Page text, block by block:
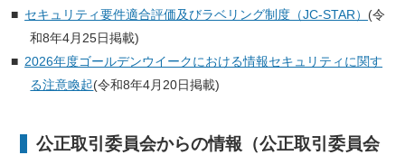
セキュリティ要件適合評価及びラベリング制度（JC-STAR） (令
和8年4月25日掲載)
2026年度ゴールデンウイークにおける情報セキュリティに関す
る注意喚起(令和8年4月20日掲載)
公正取引委員会からの情報（公正取引委員会